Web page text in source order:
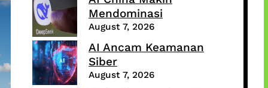
Mendominasi
August 7, 2026
AI Ancam Keamanan
Siber
August 7, 2026